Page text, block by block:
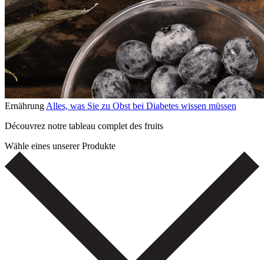
Ernährung Alles, was Sie zu Obst bei Diabetes wissen müssen
Découvrez notre tableau complet des fruits
Wähle eines unserer Produkte